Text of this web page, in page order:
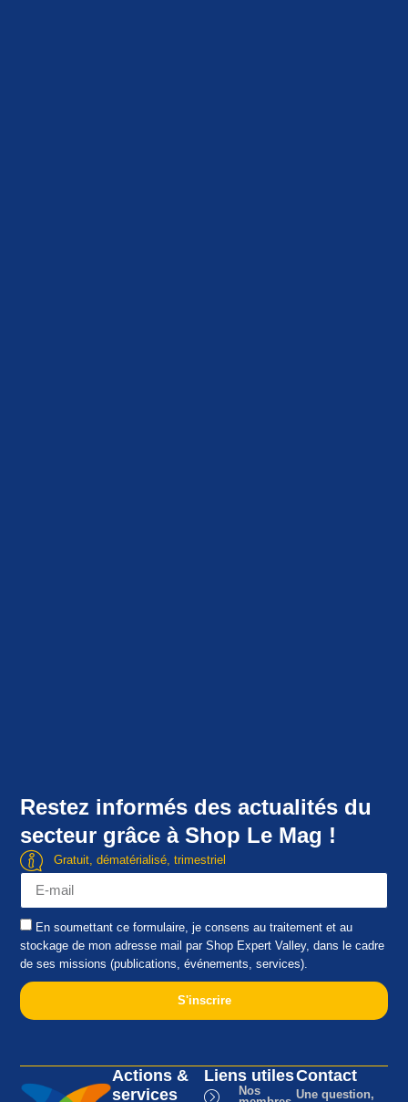
Restez informés des actualités du
secteur grâce à Shop Le Mag !
Gratuit, dématérialisé, trimestriel
En soumettant ce formulaire, je consens au traitement et au
stockage de mon adresse mail par Shop Expert Valley, dans le cadre
de ses missions (publications, événements, services).
S'inscrire
Actions &
services
Liens utiles
Nos
Contact
Une question,